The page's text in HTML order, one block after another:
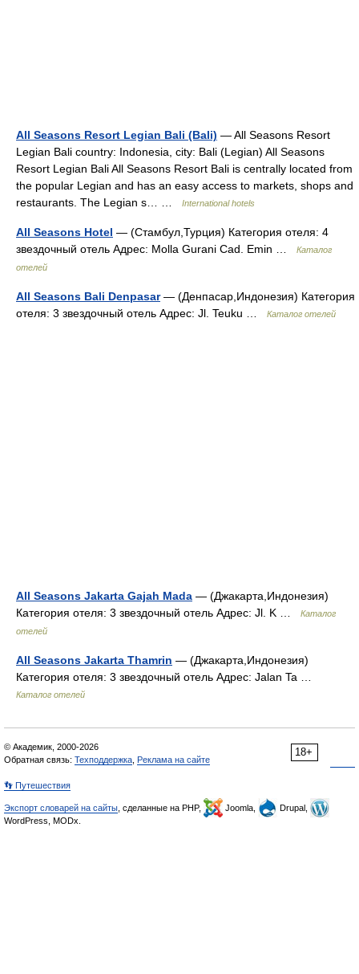
All Seasons Resort Legian Bali (Bali) — All Seasons Resort
Legian Bali country: Indonesia, city: Bali (Legian) All Seasons
Resort Legian Bali All Seasons Resort Bali is centrally located from
the popular Legian and has an easy access to markets, shops and
restaurants. The Legian s… …
International hotels
All Seasons Hotel — (Стамбул,Турция) Категория отеля: 4
звездочный отель Адрес: Molla Gurani Cad. Emin …
Каталог
отелей
All Seasons Bali Denpasar— (Денпасар,Индонезия) Категория
отеля: 3 звездочный отель Адрес: Jl. Teuku …
Каталог отелей
All Seasons Jakarta Gajah Mada — (Джакарта,Индонезия)
Категория отеля: 3 звездочный отель Адрес: Jl. K …
Каталог
отелей
All Seasons Jakarta Thamrin — (Джакарта,Индонезия)
Категория отеля: 3 звездочный отель Адрес: Jalan Ta …
Каталог отелей
18+
© Академик, 2000-2026
Обратная связь: Техподдержка Реклама на сайте
👣 Путешествия
Экспорт словарей на сайты , сделанные на PHP, Joomla,
Drupal,
WordPress, MODx.